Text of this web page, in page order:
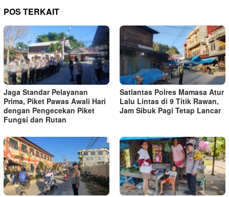
POS TERKAIT
Jaga Standar Pelayanan
Prima, Piket Pawas Awali Hari
dengan Pengecekan Piket
Fungsi dan Rutan
Satlantas Polres Mamasa Atur
Lalu Lintas di 9 Titik Rawan,
Jam Sibuk Pagi Tetap Lancar